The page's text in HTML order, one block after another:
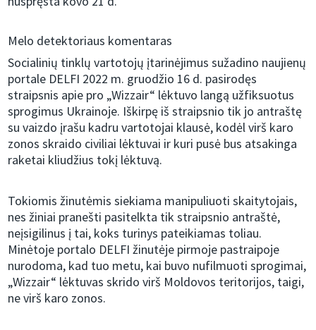
Melo detektoriaus komentaras
Socialinių tinklų vartotojų įtarinėjimus sužadino naujienų
portale DELFI 2022 m. gruodžio 16 d. pasirodęs
straipsnis apie pro „Wizzair“ lėktuvo langą užfiksuotus
sprogimus Ukrainoje. Iškirpę iš straipsnio tik jo antraštę
su vaizdo įrašu kadru vartotojai klausė, kodėl virš karo
zonos skraido civiliai lėktuvai ir kuri pusė bus atsakinga
raketai kliudžius tokį lėktuvą.
Tokiomis žinutėmis siekiama manipuliuoti skaitytojais,
nes žiniai pranešti pasitelkta tik straipsnio antraštė,
neįsigilinus į tai, koks turinys pateikiamas toliau.
Minėtoje portalo DELFI žinutėje pirmoje pastraipoje
nurodoma, kad tuo metu, kai buvo nufilmuoti sprogimai,
„Wizzair“ lėktuvas skrido virš Moldovos teritorijos, taigi,
ne virš karo zonos.